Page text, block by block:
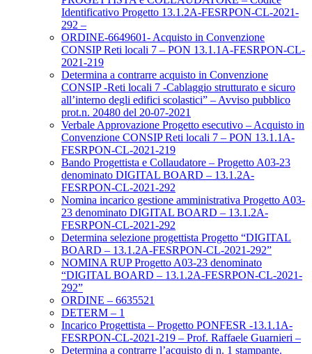
Identificativo Progetto 13.1.2A-FESRPON-CL-2021-
292 –
ORDINE-6649601- Acquisto in Convenzione
CONSIP Reti locali 7 – PON 13.1.1A-FESRPON-CL-
2021-219
Determina a contrarre acquisto in Convenzione
CONSIP -Reti locali 7 -Cablaggio strutturato e sicuro
all’interno degli edifici scolastici” – Avviso pubblico
prot.n. 20480 del 20-07-2021
Verbale Approvazione Progetto esecutivo – Acquisto in
Convenzione CONSIP Reti locali 7 – PON 13.1.1A-
FESRPON-CL-2021-219
Bando Progettista e Collaudatore – Progetto A03-23
denominato DIGITAL BOARD – 13.1.2A-
FESRPON-CL-2021-292
Nomina incarico gestione amministrativa Progetto A03-
23 denominato DIGITAL BOARD – 13.1.2A-
FESRPON-CL-2021-292
Determina selezione progettista Progetto “DIGITAL
BOARD – 13.1.2A-FESRPON-CL-2021-292”
NOMINA RUP Progetto A03-23 denominato
“DIGITAL BOARD – 13.1.2A-FESRPON-CL-2021-
292”
ORDINE – 6635521
DETERM – 1
Incarico Progettista – Progetto PONFESR -13.1.1A-
FESRPON-CL-2021-219 – Prof. Raffaele Guarnieri –
Determina a contrarre l’acquisto di n. 1 stampante.